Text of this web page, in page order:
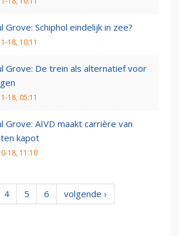
Grove: Schiphol eindelijk in zee?
18, 10:11
Grove: De trein als alternatief voor
18, 05:11
Grove: AIVD maakt carrière van
kapot
18, 11:10
4 5 6
volgende ›